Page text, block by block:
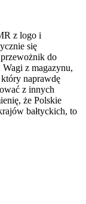
z logo i
się
przewożnik do
z magazynu,
naprawdę
z innych
że Polskie
bałtyckich, to